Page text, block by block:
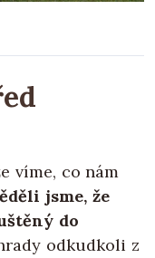
víme, co nám
jsme, že
do
odkudkoli z